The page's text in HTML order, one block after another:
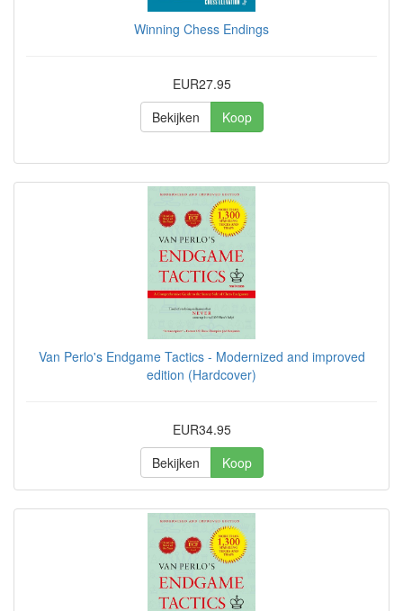
Winning Chess Endings
EUR27.95
Bekijken
Koop
Van Perlo's Endgame Tactics - Modernized and improved
edition (Hardcover)
EUR34.95
Bekijken
Koop